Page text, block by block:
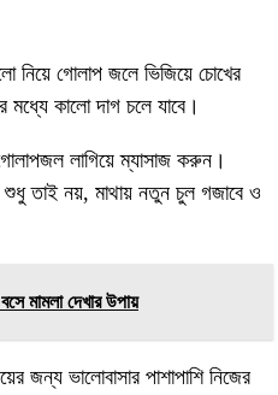
নিয়ে গোলাপ জলে ভিজিয়ে চোখের
কালো দাগ চলে যাবে।
লাগিয়ে ম্যাসাজ করুন।
তাই নয়, মাথায় নতুন চুল গজাবে ও
মামলা দেখার উপায়
জন্য ভালোবাসার পাশাপাশি নিজের